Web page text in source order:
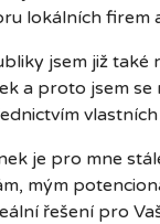
lokálních firem
jsem již
a proto jsem se
je pro mne
mým
řešení pro